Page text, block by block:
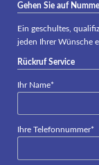
Gehen Sie auf
Ein geschultes,
jeden Ihrer Wünsche
Rückruf Service
Pflichtfeld
Ihr Name*
Pflichtfeld
Ihre Telefonnummer*